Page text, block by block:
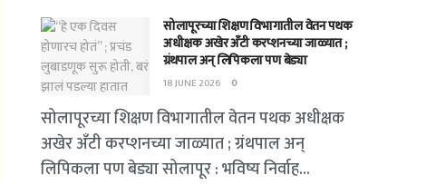
सोलापूरच्या शिक्षण विभागातील वेतन पथक
अधीक्षक अखेर अँटी करप्शनच्या जाळ्यात ;
ग्रंथपाल अन् लिपिकला पण बेड्या
18 JUNE 2026 0
सोलापूरच्या शिक्षण विभागातील वेतन पथक अधीक्षक
अखेर अँटी करप्शनच्या जाळ्यात ; ग्रंथपाल अन्
लिपिकला पण बेड्या सोलापूर : भविष्य निर्वाह...